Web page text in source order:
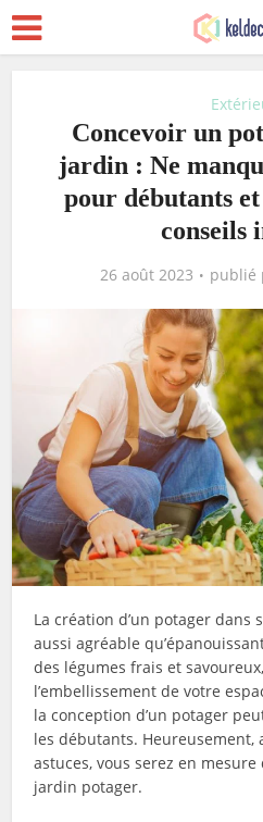
Concevoir un
jardin : Ne
pour débutants
conseils
26 août 2023 publié
La création d’un potager
aussi agréable
des légumes frais et
l’embellissement de votre
la conception d’un potager
les débutants. Heureusement,
astuces, vous serez en
jardin potager.